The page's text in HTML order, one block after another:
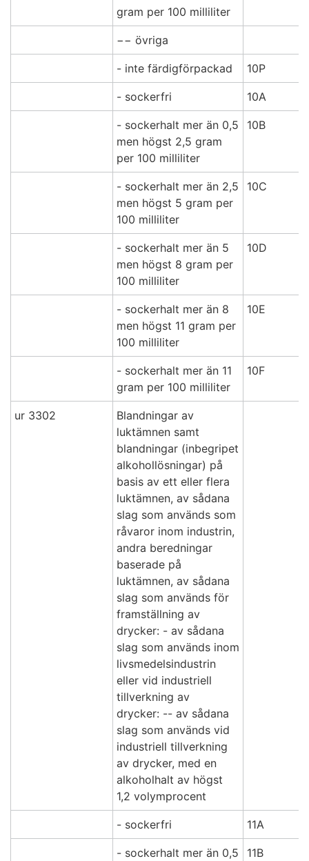
gram per 100 milliliter
−− övriga
- inte färdigförpackad 10P
- sockerfri 10A
- sockerhalt mer än 0,5
men högst 2,5 gram
per 100 milliliter
10B
- sockerhalt mer än 2,5
men högst 5 gram per
100 milliliter
10C
- sockerhalt mer än 5
men högst 8 gram per
100 milliliter
10D
- sockerhalt mer än 8
men högst 11 gram per
100 milliliter
10E
- sockerhalt mer än 11
gram per 100 milliliter
10F
ur 3302
Blandningar av
luktämnen samt
blandningar (inbegripet
alkohollösningar) på
basis av ett eller flera
luktämnen, av sådana
slag som används som
råvaror inom industrin,
andra beredningar
baserade på
luktämnen, av sådana
slag som används för
framställning av
drycker: - av sådana
slag som används inom
livsmedelsindustrin
eller vid industriell
tillverkning av
drycker: -- av sådana
slag som används vid
industriell tillverkning
av drycker, med en
alkoholhalt av högst
1,2 volymprocent
- sockerfri 11A
- sockerhalt mer än 0,5
11B